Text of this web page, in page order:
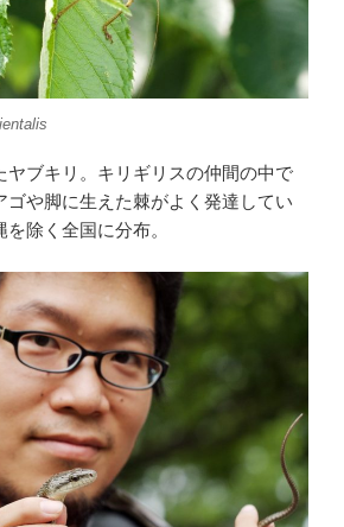
ヤブキリ。キリギリスの仲間の中で
ゴや脚に生えた棘がよく発達してい
除く全国に分布。